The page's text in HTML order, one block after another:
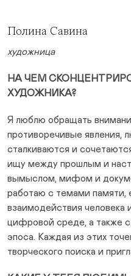
Полина Савина
художница
НА ЧЕМ
ХУДОЖНИКА?
Я люблю обращать
противоречивые явления,
сталкиваются и
ищу между прошлым и
вымыслом, мифом и
работаю с темами памяти,
взаимодействия человека
цифровой среде, а также с
эпоса. Каждая из этих
творческого поиска и